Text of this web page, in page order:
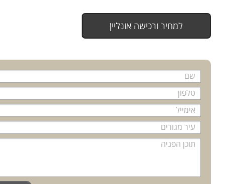
למחיר ורכישה אונליין
שם
טלפון
אימייל
עיר מגורים
תוכן הפניה